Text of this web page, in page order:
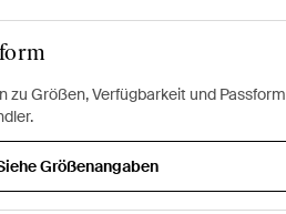
zu Größen, Verfügbarkeit und Passform
Größenangaben